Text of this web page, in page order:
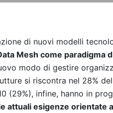
di nuovi modelli
Mesh come paradigma
modo di gestire
si riscontra nel 28%
(29%), infine, hanno in
attuali esigenze orientate